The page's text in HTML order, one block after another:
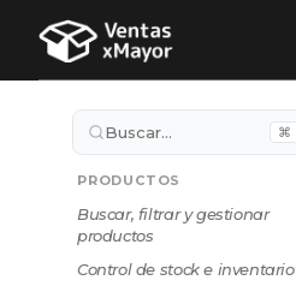
Buscar… ⌘
PRODUCTOS
Buscar, filtrar y gestionar
productos
Control de stock e inventario